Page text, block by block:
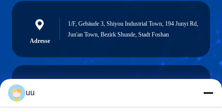
Adresse
1/F, Gebäude 3, Shiyou Industrial Town, 194 Junyi Rd,
Jun'an Town, Bezirk Shunde, Stadt Foshan
E-Mail-Adresse
uu